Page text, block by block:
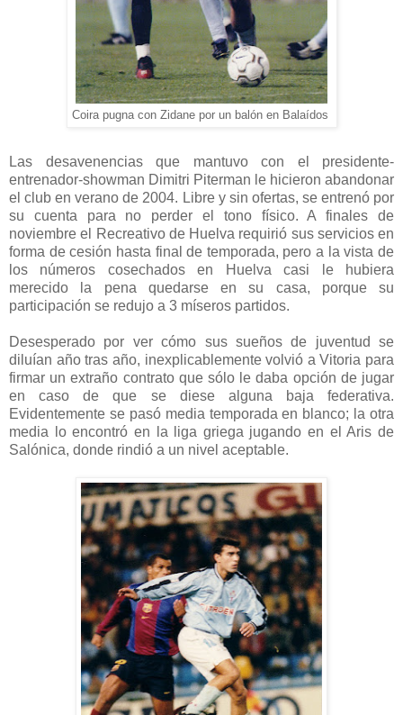
Coira pugna con Zidane por un balón en Balaídos
Las desavenencias que mantuvo con el presidente-
entrenador-showman Dimitri Piterman le hicieron abandonar
el club en verano de 2004. Libre y sin ofertas, se entrenó por
su cuenta para no perder el tono físico. A finales de
noviembre el Recreativo de Huelva requirió sus servicios en
forma de cesión hasta final de temporada, pero a la vista de
los números cosechados en Huelva casi le hubiera
merecido la pena quedarse en su casa, porque su
participación se redujo a 3 míseros partidos.
Desesperado por ver cómo sus sueños de juventud se
diluían año tras año, inexplicablemente volvió a Vitoria para
firmar un extraño contrato que sólo le daba opción de jugar
en caso de que se diese alguna baja federativa.
Evidentemente se pasó media temporada en blanco; la otra
media lo encontró en la liga griega jugando en el Aris de
Salónica, donde rindió a un nivel aceptable.